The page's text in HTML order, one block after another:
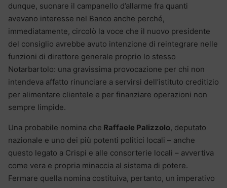
dunque, suonare il campanello d’allarme fra quanti
avevano interesse nel Banco anche perché,
immediatamente, circolò la voce che il nuovo presidente
del consiglio avrebbe avuto intenzione di reintegrare nelle
funzioni di direttore generale proprio lo stesso
Notarbartolo: una gravissima provocazione per chi non
intendeva affatto rinunciare a servirsi dell’istituto creditizio
per alimentare clientele e per finanziare operazioni non
sempre limpide.
Una probabile nomina che Raffaele Palizzolo, deputato
nazionale e uno dei più potenti politici locali – anche
questo legato a Crispi e alle consorterie locali – avvertiva
come vera e propria minaccia al sistema di potere.
Fermare quella nomina costituiva, pertanto, un imperativo